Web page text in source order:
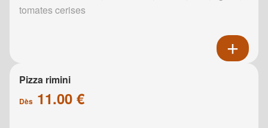
tomates cerises
Pizza rimini
Dès 11.00 €